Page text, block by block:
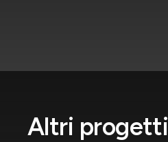
Altri progetti